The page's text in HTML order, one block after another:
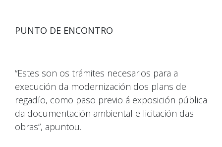
PUNTO DE ENCONTRO
“Estes son os trámites necesarios para a
execución da modernización dos plans de
regadío, como paso previo á exposición pública
da documentación ambiental e licitación das
obras”, apuntou.